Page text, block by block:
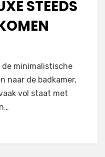
STEEDS
minimalistische
naar de badkamer,
vol staat met